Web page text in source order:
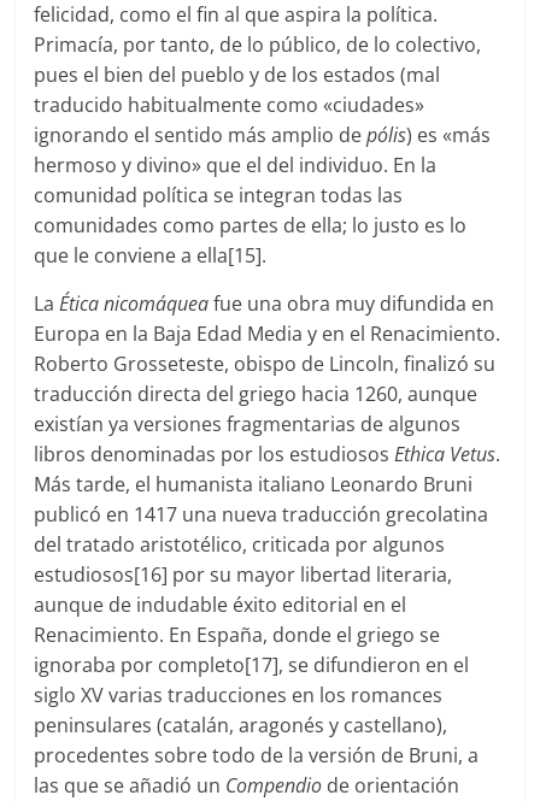
felicidad, como el fin al que aspira la política.
Primacía, por tanto, de lo público, de lo colectivo,
pues el bien del pueblo y de los estados (mal
traducido habitualmente como «ciudades»
ignorando el sentido más amplio depólis) es «más
hermoso y divino» que el del individuo. En la
comunidad política se integran todas las
comunidades como partes de ella; lo justo es lo
que le conviene a ella[15].
LaÉtica nicomáqueafue una obra muy difundida en
Europa en la Baja Edad Media y en el Renacimiento.
Roberto Grosseteste, obispo de Lincoln, finalizó su
traducción directa del griego hacia 1260, aunque
existían ya versiones fragmentarias de algunos
libros denominadas por los estudiososEthica Vetus.
Más tarde, el humanista italiano Leonardo Bruni
publicó en 1417 una nueva traducción grecolatina
del tratado aristotélico, criticada por algunos
estudiosos[16] por su mayor libertad literaria,
aunque de indudable éxito editorial en el
Renacimiento. En España, donde el griego se
ignoraba por completo[17], se difundieron en el
siglo XV varias traducciones en los romances
peninsulares (catalán, aragonés y castellano),
procedentes sobre todo de la versión de Bruni, a
las que se añadió un Compendio de orientación